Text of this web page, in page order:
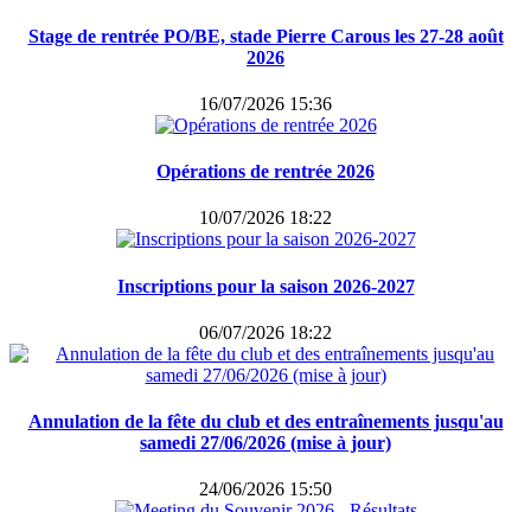
Stage de rentrée PO/BE, stade Pierre Carous les 27-28 août
2026
16/07/2026 15:36
Opérations de rentrée 2026
10/07/2026 18:22
Inscriptions pour la saison 2026-2027
06/07/2026 18:22
Annulation de la fête du club et des entraînements jusqu'au
samedi 27/06/2026 (mise à jour)
24/06/2026 15:50